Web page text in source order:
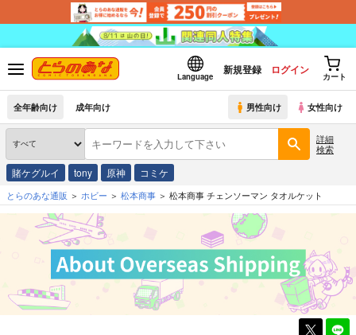
Language
新規登録 ログイン
カート
全年齢向け 成年向け 男性向け 女性向け
詳細
検索
賭ケグルイ tony 原神 コミケ
とらのあな通販 ホビー 松本商事 松本商事 チェンソーマン タオルケット